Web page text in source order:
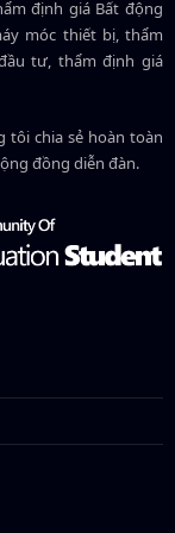
định giá Bất động
móc thiết bị, thẩm
tư, thẩm định giá
tôi chia sẻ hoàn toàn
đồng diễn đàn.